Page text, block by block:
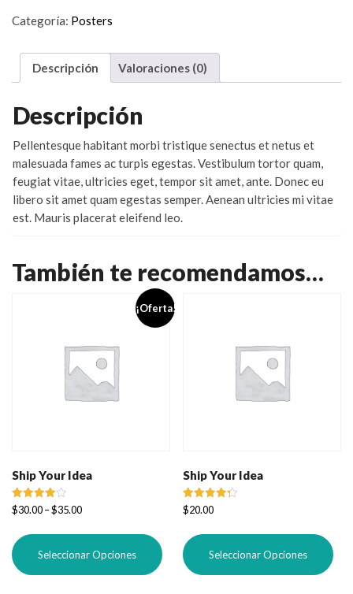
Categoría: Posters
Descripción Valoraciones (0)
Descripción
Pellentesque habitant morbi tristique senectus et netus et
malesuada fames ac turpis egestas. Vestibulum tortor quam,
feugiat vitae, ultricies eget, tempor sit amet, ante. Donec eu
libero sit amet quam egestas semper. Aenean ultricies mi vitae
est. Mauris placerat eleifend leo.
También te recomendamos…
¡Oferta!
Ship Your Idea
Valorado
con
de 5
$30.00–$35.00
Seleccionar Opciones
producto
tiene
múltiples
Ship Your Idea
Valorado
con
de 5
$20.00
Seleccionar Opciones